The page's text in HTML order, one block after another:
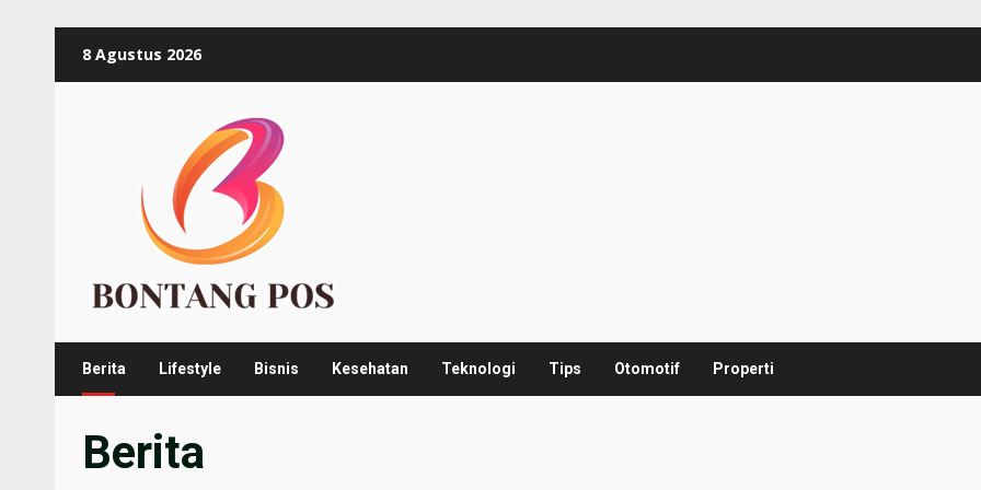
8 Agustus 2026
Berita Lifestyle Bisnis Kesehatan Teknologi Tips Otomotif Properti
Berita